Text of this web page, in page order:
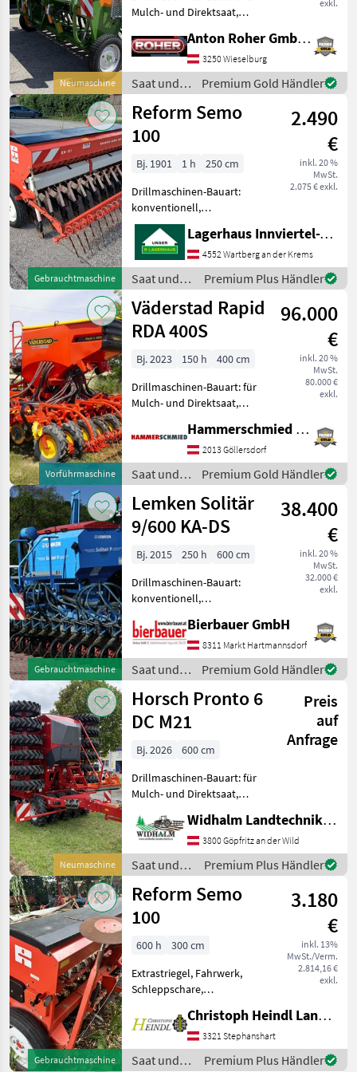
Neumaschine
exkl.
Mulch- und Direktsaat,
Einscheibenschare,
Extrastriegel,
Fahrgassenschaltung,
Fahrwerk, hydr.
Schardruckverstellung,
Spuranreisser *
Anton Roher GmbH (ACA Center Roher)
3250 Wieselburg
Saat und
Pflege /
Amazone
Premium Gold Händler
Gebrauchtmaschine
Reform Semo
100
2.490
€
inkl. 20 %
MwSt.
2.075 € exkl.
Bj. 1901 1 h
250 cm
Drillmaschinen-Bauart:
konventionell,
Extrastriegel,
Fahrgassenschaltung,
Schleppschare,
Spuranreisser Semo 100
Feinsärad Sriegel
Fahrgassenschaltung Spu
Lagerhaus Innviertel-Traunviertel-Urfahr eGen, Wartberg/Krems
4552 Wartberg an der Krems
Saat und
Pflege /
Reform
Premium Plus Händler
Vorführmaschine
Väderstad Rapid
RDA 400S
96.000
€
inkl. 20 %
MwSt.
80.000 €
exkl.
Bj. 2023 150 h
400 cm
Drillmaschinen-Bauart: für
Mulch- und Direktsaat,
Einscheibenschare,
Extrastriegel,
Fahrgassenschaltung,
Fahrwerk, hydr.
Saatmengenverstellung,
hydr. Schardruc
Hammerschmied GmbH
2013 Göllersdorf
Saat und
Pflege /
Väderstad
Premium Gold Händler
Gebrauchtmaschine
Lemken Solitär
9/600 KA-DS
38.400
€
inkl. 20 %
MwSt.
32.000 €
exkl.
Bj. 2015 250 h
600 cm
Drillmaschinen-Bauart:
konventionell,
Zweischeibenschare,
Fahrgassenschaltung,
Fahrwerk, Spuranreisser,
Spurlockerer Die Maschine
befindet sich in einem dem
A
Bierbauer GmbH
8311 Markt Hartmannsdorf
Saat und
Pflege /
Lemken
Premium Gold Händler
Neumaschine
Horsch Pronto 6
DC M21
Preis
auf
Anfrage
Bj. 2026
600 cm
Drillmaschinen-Bauart: für
Mulch- und Direktsaat,
Fahrgassenschaltung
Einzeltankdrucktank,
Direktgebläse, Row Control
Turm, Druckluftbremse,
neues Termi
Widhalm Landtechnik GmbH
3800 Göpfritz an der Wild
Saat und
Pflege /
Horsch
Premium Plus Händler
Gebrauchtmaschine
Reform Semo
100
3.180
€
inkl. 13%
MwSt./Verm.
2.814,16 €
exkl.
600 h
300 cm
Extrastriegel, Fahrwerk,
Schleppschare,
Sämaschine Schleppschar
Arbeitsbreite 3m -
Schleppschar -
Spuranzeiger -
Christoph Heindl Landtechnik GmbH, Stephanshart
3321 Stephanshart
Saat und
Premium Plus Händler